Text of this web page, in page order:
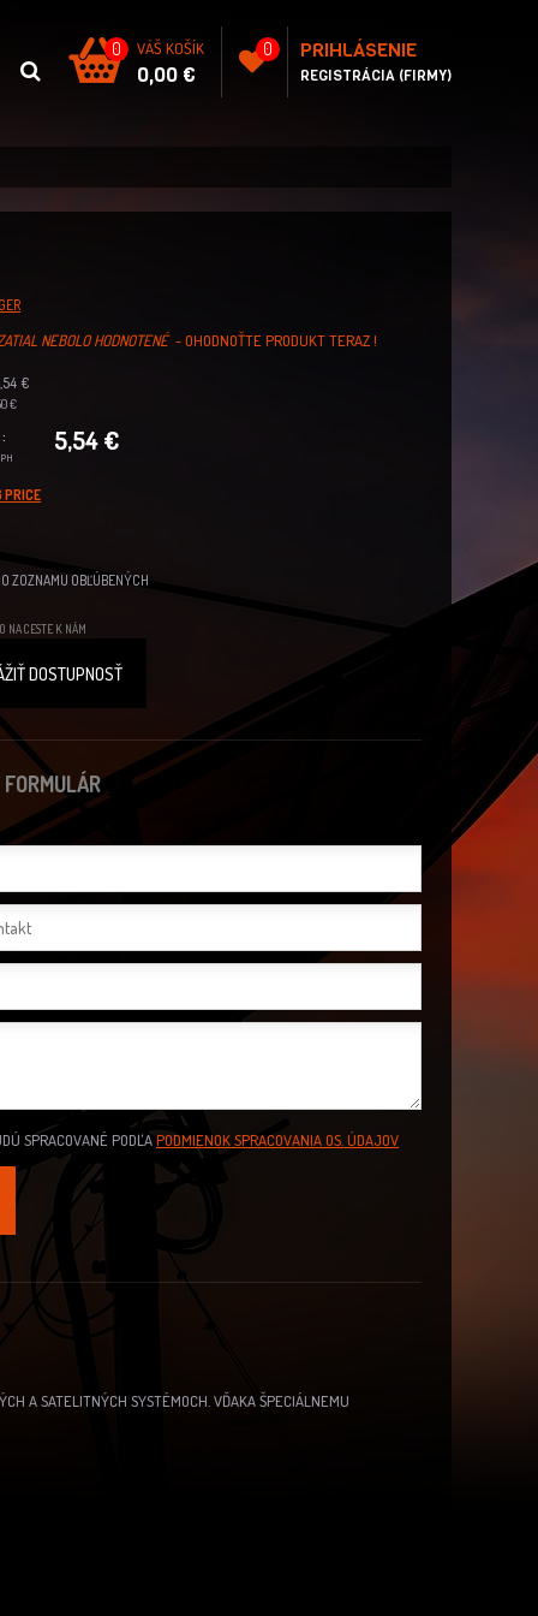
VÁŠ KOŠÍK
0
0,00 €
0 PRIHLÁSENIE
REGISTRÁCIA (FIRMY)
NEBOLO HODNOTENÉ - OHODNOŤTE PRODUKT TERAZ !
€
€
5,54 €
PRICE
ZOZNAMU OBĽÚBENÝCH
NA CESTE K NÁM
DOSTUPNOSŤ
SPRACOVANÉ PODĽAPODMIENOK SPRACOVANIA OS. ÚDAJOV
A SATELITNÝCH SYSTÉMOCH. VĎAKA ŠPECIÁLNEMU